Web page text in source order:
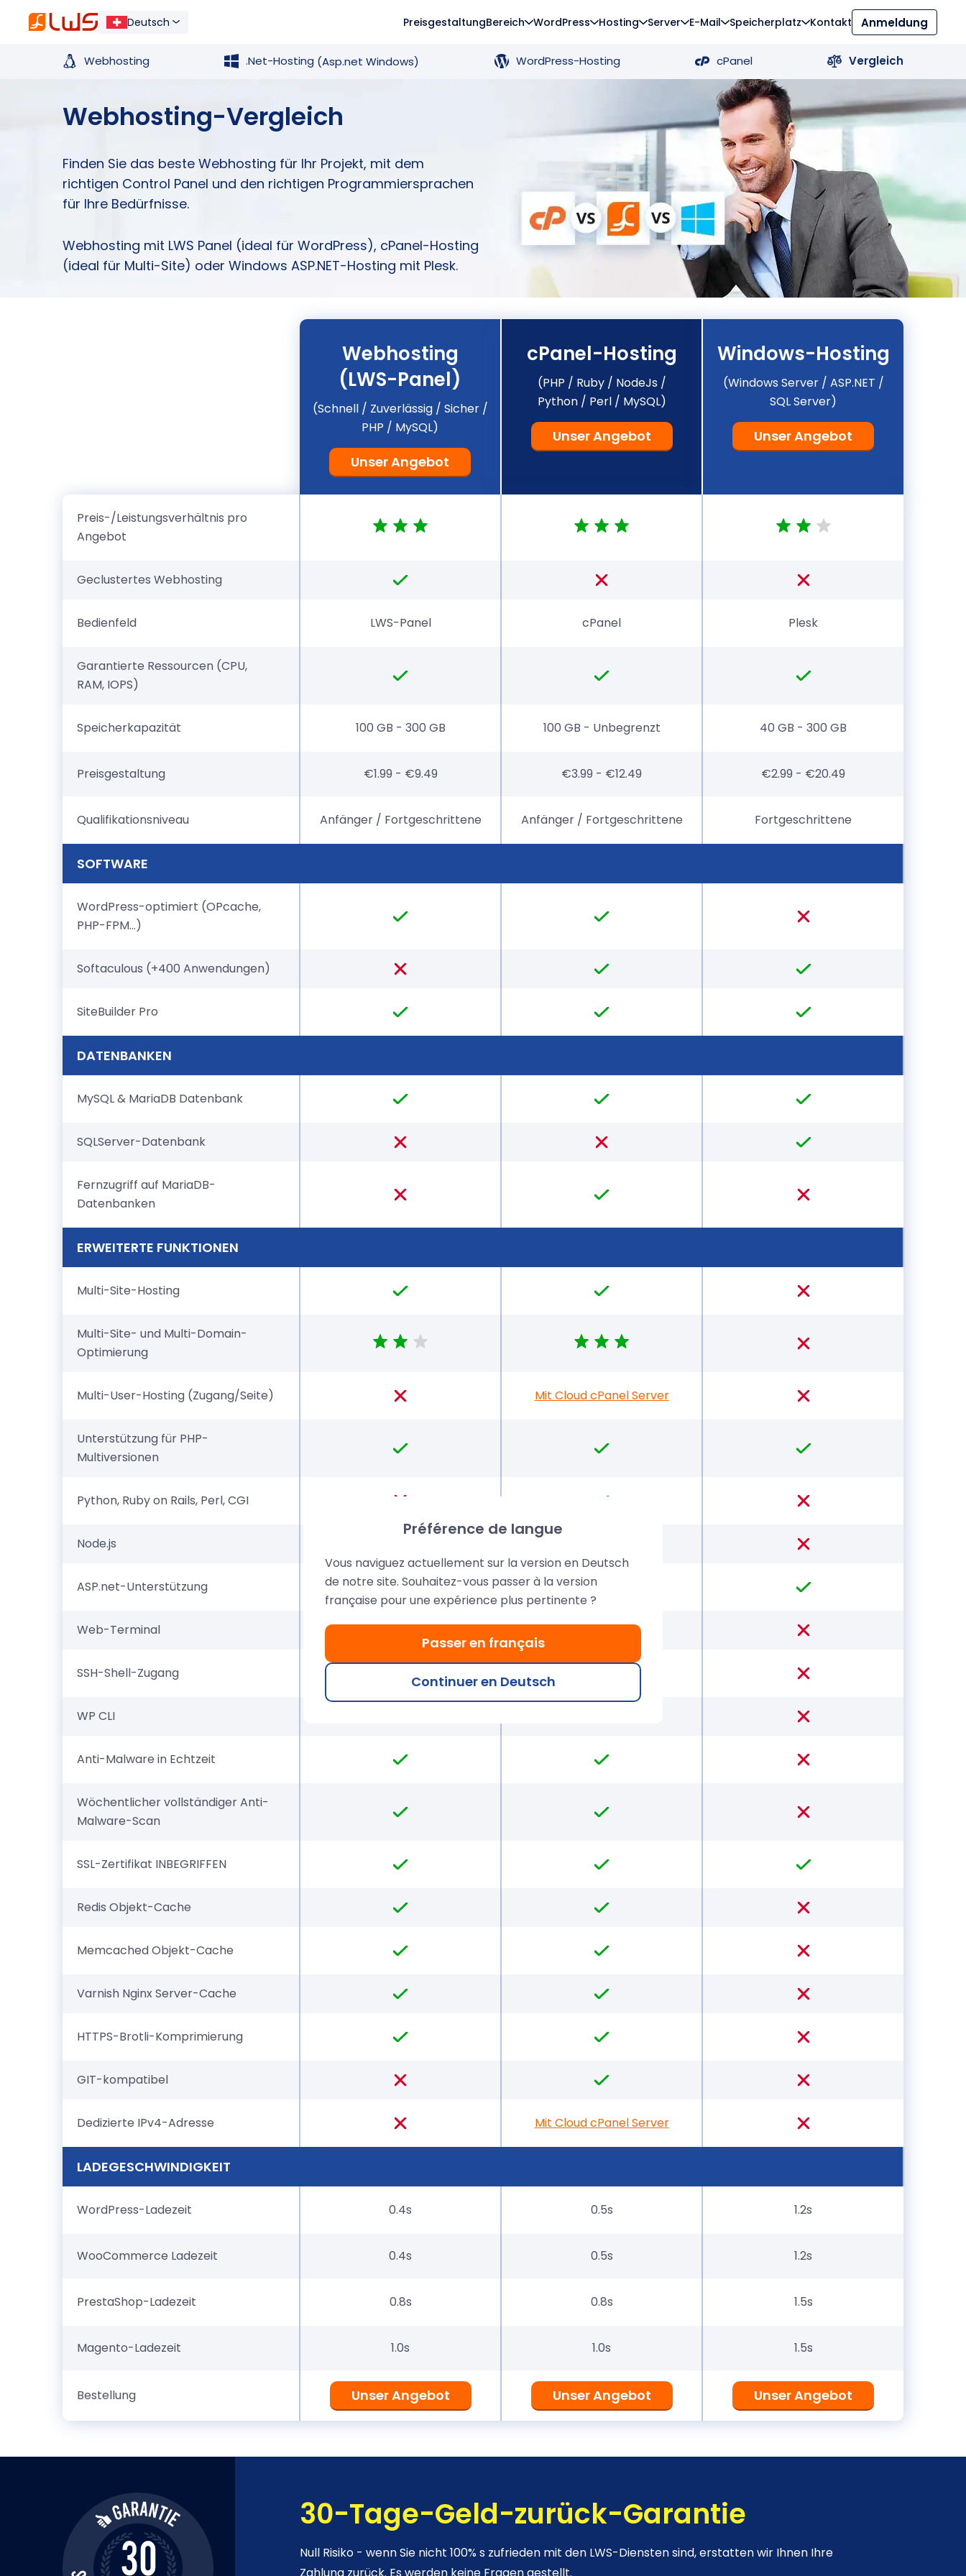
Deutsch PreisgestaltungBereich WordPress Hosting Server E-Mail Speicherplatz Kontakt Anmeldung
Webhosting .Net-Hosting (Asp.net Windows) WordPress-Hosting cPanel Vergleich
Webhosting-Vergleich
Finden Sie das beste Webhosting für Ihr Projekt, mit dem
richtigen Control Panel und den richtigen Programmiersprachen
für Ihre Bedürfnisse.
Webhosting mit LWS Panel (ideal für WordPress), cPanel-Hosting
(ideal für Multi-Site) oder Windows ASP.NET-Hosting mit Plesk.
Webhosting
(LWS-Panel)
(Schnell / Zuverlässig / Sicher /
PHP / MySQL)
Unser Angebot
cPanel-Hosting
(PHP / Ruby / NodeJs /
Python / Perl / MySQL)
Unser Angebot
Windows-Hosting
(Windows Server / ASP.NET /
SQL Server)
Unser Angebot
Preis-/Leistungsverhältnis pro
Angebot
Geclustertes Webhosting
Bedienfeld LWS-Panel cPanel Plesk
Garantierte Ressourcen (CPU,
RAM, IOPS)
Speicherkapazität 100 GB - 300 GB 100 GB - Unbegrenzt 40 GB - 300 GB
Preisgestaltung €1.99 - €9.49 €3.99 - €12.49 €2.99 - €20.49
Qualifikationsniveau Anfänger / Fortgeschrittene Anfänger / Fortgeschrittene Fortgeschrittene
SOFTWARE
WordPress-optimiert (OPcache,
PHP-FPM...)
Softaculous (+400 Anwendungen)
SiteBuilder Pro
DATENBANKEN
MySQL & MariaDB Datenbank
SQLServer-Datenbank
Fernzugriff auf MariaDB-
Datenbanken
ERWEITERTE FUNKTIONEN
Multi-Site-Hosting
Multi-Site- und Multi-Domain-
Optimierung
Multi-User-Hosting (Zugang/Seite) Mit Cloud cPanel Server
Unterstützung für PHP-
Multiversionen
Python, Ruby on Rails, Perl, CGI
Node.js
ASP.net-Unterstützung
Web-Terminal
SSH-Shell-Zugang
WP CLI
Anti-Malware in Echtzeit
Wöchentlicher vollständiger Anti-
Malware-Scan
SSL-Zertifikat INBEGRIFFEN
Redis Objekt-Cache
Memcached Objekt-Cache
Varnish Nginx Server-Cache
HTTPS-Brotli-Komprimierung
GIT-kompatibel
Dedizierte IPv4-Adresse Mit Cloud cPanel Server
LADEGESCHWINDIGKEIT
WordPress-Ladezeit 0.4s 0.5s 1.2s
WooCommerce Ladezeit 0.4s 0.5s 1.2s
PrestaShop-Ladezeit 0.8s 0.8s 1.5s
Magento-Ladezeit 1.0s 1.0s 1.5s
Bestellung Unser Angebot Unser Angebot Unser Angebot
30-Tage-Geld-zurück-Garantie
Null Risiko - wenn Sie nicht 100% s zufrieden mit den LWS-Diensten sind, erstatten wir Ihnen Ihre
Zahlung zurück. Es werden keine Fragen gestellt.
Préférence de langue
Vous naviguez actuellement sur la version en Deutsch
de notre site. Souhaitez-vous passer à la version
française pour une expérience plus pertinente ?
Passer en français
Continuer en Deutsch